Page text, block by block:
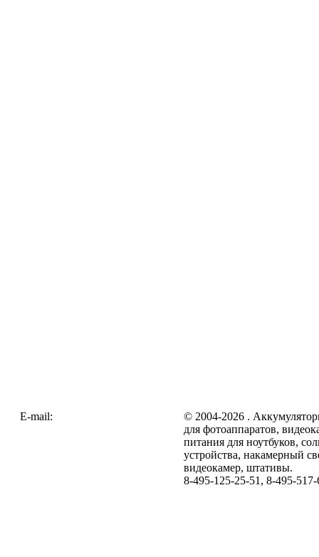
E-mail:
© 2004-2026 .
для фотоаппаратов,
питания для ноутбуков,
устройства, накамерный
видеокамер, штативы.
8-495-125-25-51, 8-495-